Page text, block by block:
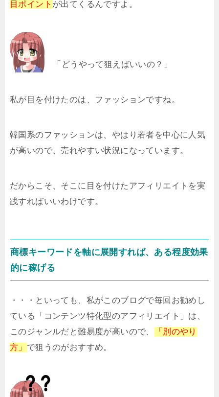
目ポイント が出てくるんですよ。
「どうやって狙えばいいの？」
私が目を付けたのは、ファッションですね。
韓国系のファッションは、やはり若者を中心に人気
が高いので、売れやすい状況になっています。
だからこそ、そこに目を付けたアフィリエイトを実
践すればいいわけです。
商標キーワードを軸に展開すれば、ある程度効果
的に稼げる
・・・といっても、私がこのブログで毎回お勧めし
ている「コンテンツ特化型のアフィリエイト」は、
このジャンルだと難易度が高いので、
「別のやり
方」 で狙うのがおすすめ。